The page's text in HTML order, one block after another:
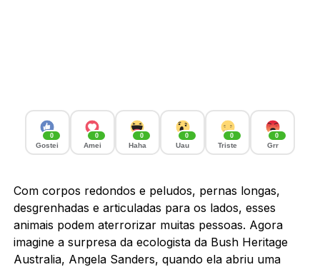
0
Gostei
0
Amei
0
Haha
0
Uau
0
Triste
0
Grr
Com corpos redondos e peludos, pernas longas,
desgrenhadas e articuladas para os lados, esses
animais podem aterrorizar muitas pessoas. Agora
imagine a surpresa da ecologista da Bush Heritage
Australia, Angela Sanders, quando ela abriu uma